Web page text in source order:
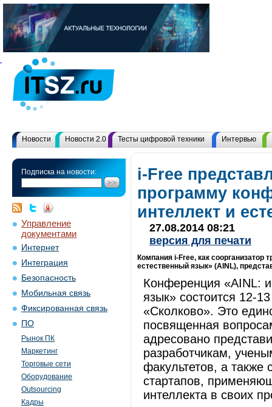
Новости Новости 2.0 Тесты цифровой техники Интервью
Подписка на новости:
Управление
документами
Интернет
Интеграция
Безопасность
Мобильная связь
Фиксированная связь
ПО
Рынок ПК
Маркетинг
Торговые сети
Оборудование
Outsourcing
Кадры
i-Free
программу
интеллект и
27.08.2014 08:21
версия для печати
Компания i-Free, как соорганизатор
естественный язык» (AINL),
Конференция «AINL:
язык» состоится 12-
«Сколково». Это
посвященная
адресовано
разработчикам,
факультетов, а также
стартапов,
интеллекта в своих